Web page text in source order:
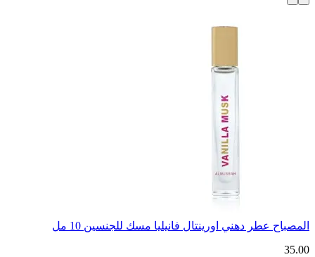
المصباح عطر دهني اورينتال فانيليا مسك للجنسين 10 مل
35.00